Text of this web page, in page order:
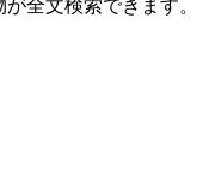
全文検索できます。